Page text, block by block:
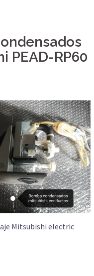
PEAD-RP60
Mitsubishi electric